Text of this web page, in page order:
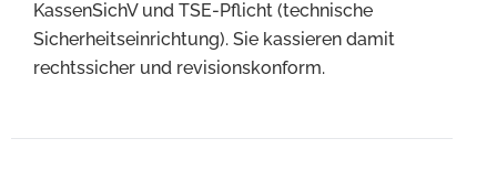
KassenSichV und TSE-Pflicht (technische
Sicherheitseinrichtung). Sie kassieren damit
rechtssicher und revisionskonform.